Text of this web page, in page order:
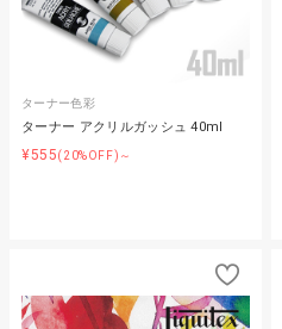
ターナー色彩
ターナー アクリルガッシュ 40ml
¥555(20%OFF)～